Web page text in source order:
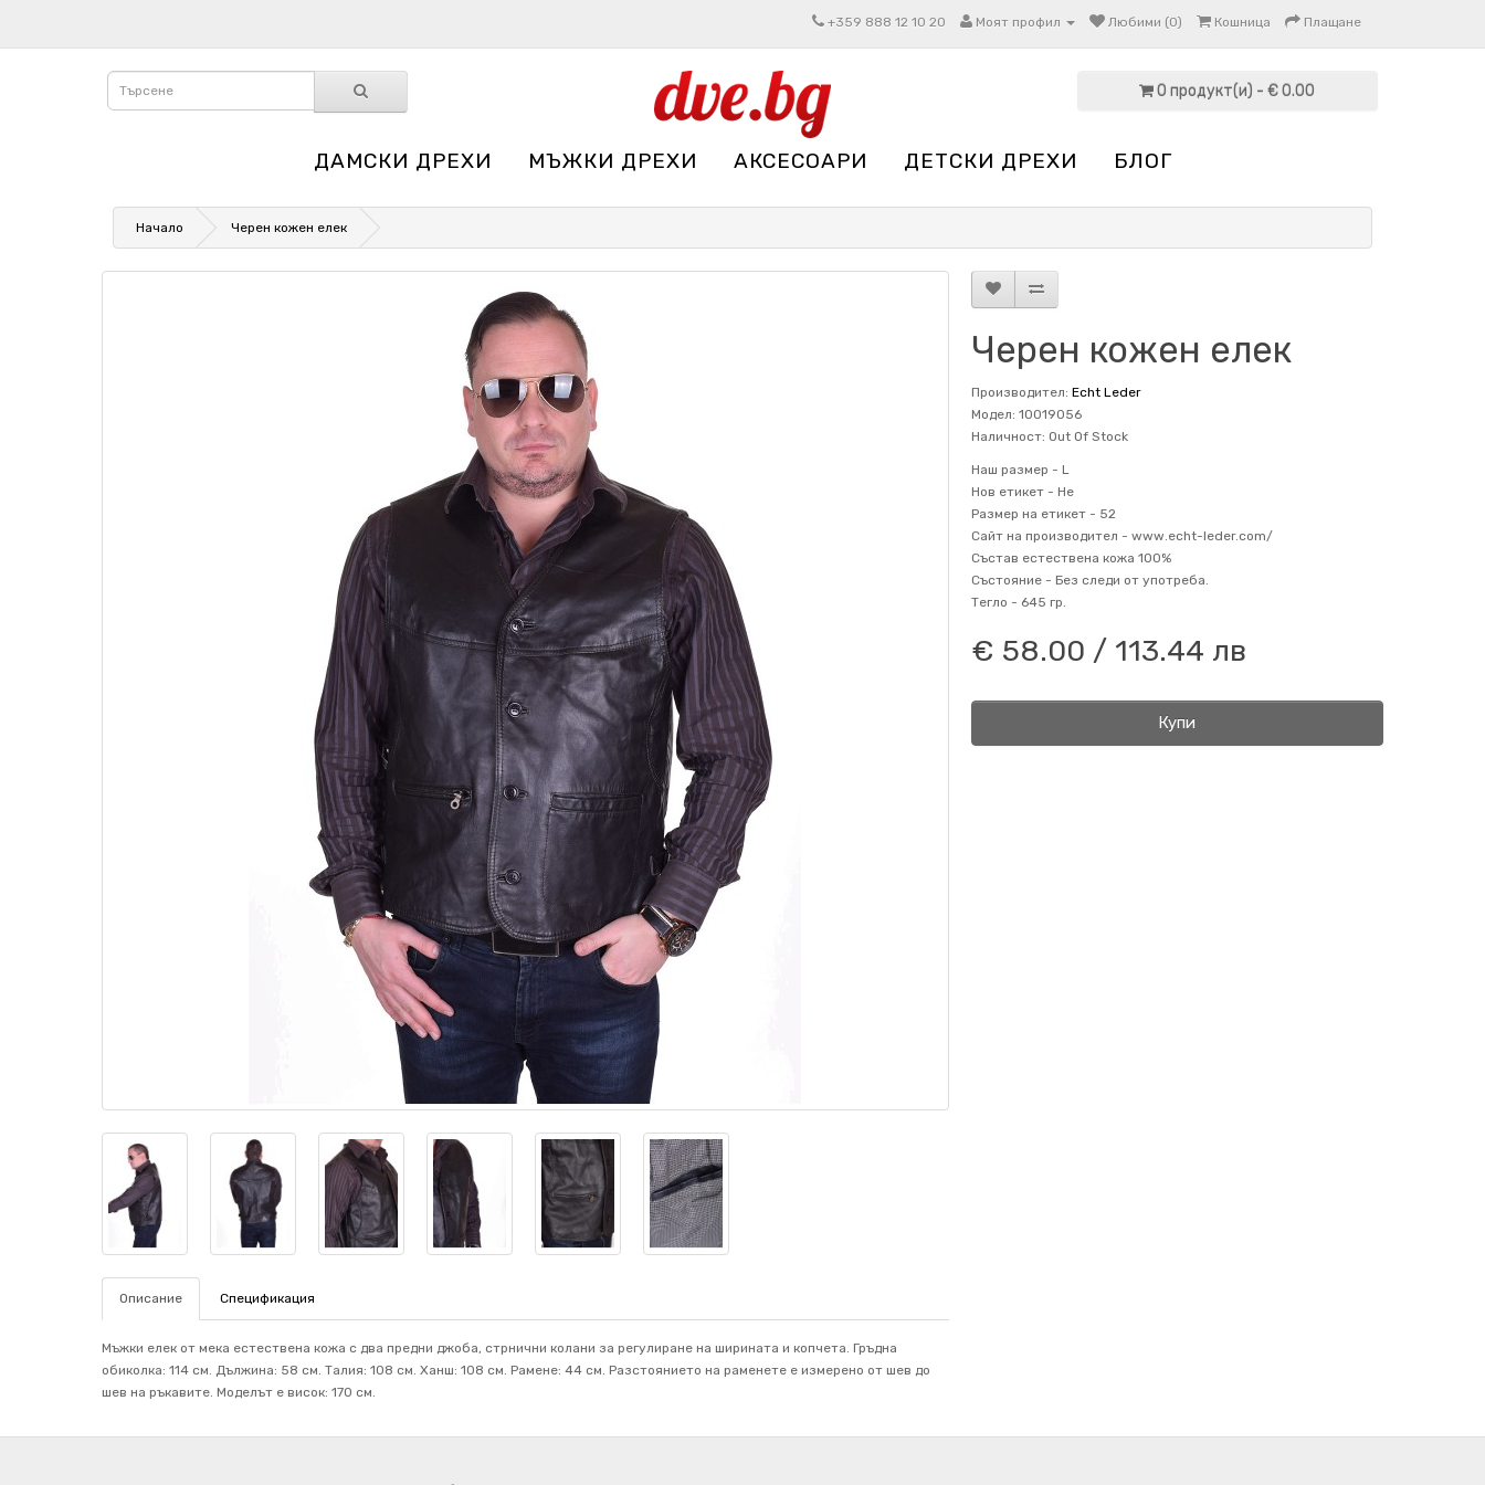
+359 888 12 10 20 Моят профил Любими (0) Кошница Плащане
0 продукт(и) - € 0.00
ДАМСКИ ДРЕХИ МЪЖКИ ДРЕХИ АКСЕСОАРИ ДЕТСКИ ДРЕХИ БЛОГ
Начало Черен кожен елек
Описание Спецификация
Мъжки елек от мека естествена кожа с два предни джоба, стрнични колани за регулиране на ширината и копчета. Гръдна
обиколка: 114 см. Дължина: 58 см. Талия: 108 см. Ханш: 108 см. Рамене: 44 см. Разстоянието на раменете е измерено от шев до
шев на ръкавите. Mоделът е висок: 170 см.
Черен кожен елек
Производител: Echt Leder
Модел: 10019056
Наличност: Out Of Stock
Наш размер - L
Нов етикет - Не
Размер на етикет - 52
Сайт на производител - www.echt-leder.com/
Състав естествена кожа 100%
Състояние - Без следи от употреба.
Тегло - 645 гр.
€ 58.00 / 113.44 лв
Купи